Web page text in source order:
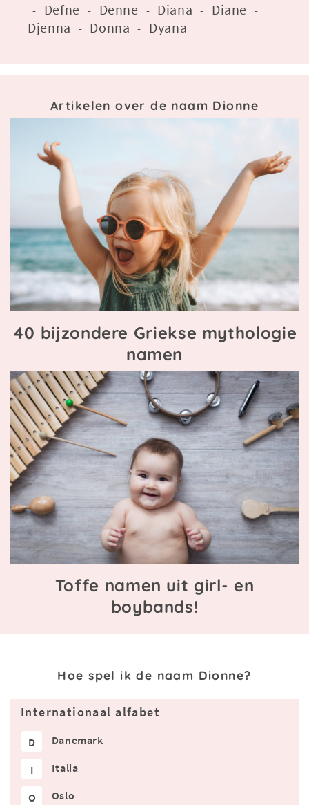
- Defne - Denne - Diana - Diane -
Djenna - Donna - Dyana
Artikelen over de naam Dionne
40 bijzondere Griekse mythologie
namen
Toffe namen uit girl- en
boybands!
Hoe spel ik de naam Dionne?
Internationaal alfabet
D Danemark
I Italia
O Oslo